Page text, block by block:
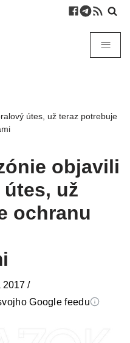
útes, už teraz potrebuje
objavili
už
ochranu
2017 /
Google feedu